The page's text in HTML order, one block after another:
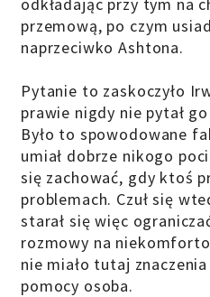
przemową, po czym
naprzeciwko Ashtona.
Pytanie to zaskoczyło
prawie nigdy nie pytał
Było to spowodowane
umiał dobrze nikogo
się zachować, gdy ktoś
problemach. Czuł się
starał się więc
rozmowy na
nie miało tutaj
pomocy osoba.